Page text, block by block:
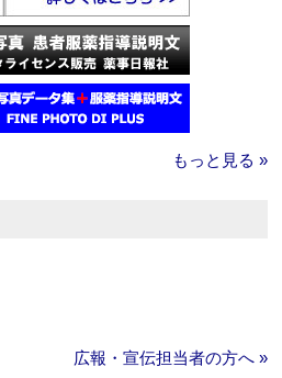
もっと見る »
広報・宣伝担当者の方へ »